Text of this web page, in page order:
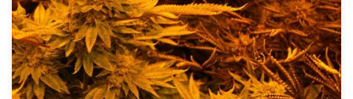
problemów są choroby wywoływane przez mikroorganizmy oraz
inwazje szkodników. Statystyki branżowe wskazują, że nawet 30%
całkowitych zbiorów może zostać utracone z […]